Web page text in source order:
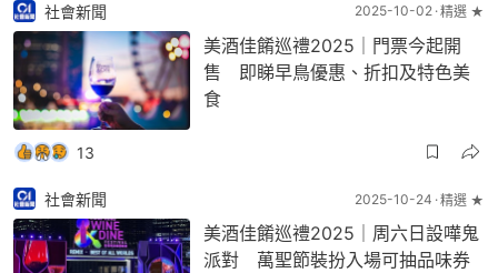
社會新聞 2025-10-02 精選 ★
美酒佳餚巡禮2025｜門票今起開
售 即睇早鳥優惠、折扣及特色美
食
13
社會新聞 2025-10-24 精選 ★
美酒佳餚巡禮2025｜周六日設嘩鬼
派對 萬聖節裝扮入場可抽品味券